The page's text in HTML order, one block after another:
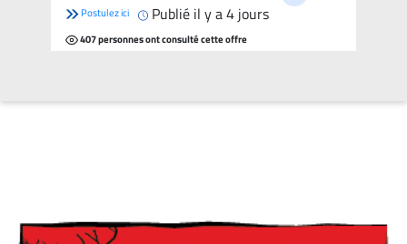
Postulez ici Publié il y a 4 jours
407 personnes ont consulté cette offre